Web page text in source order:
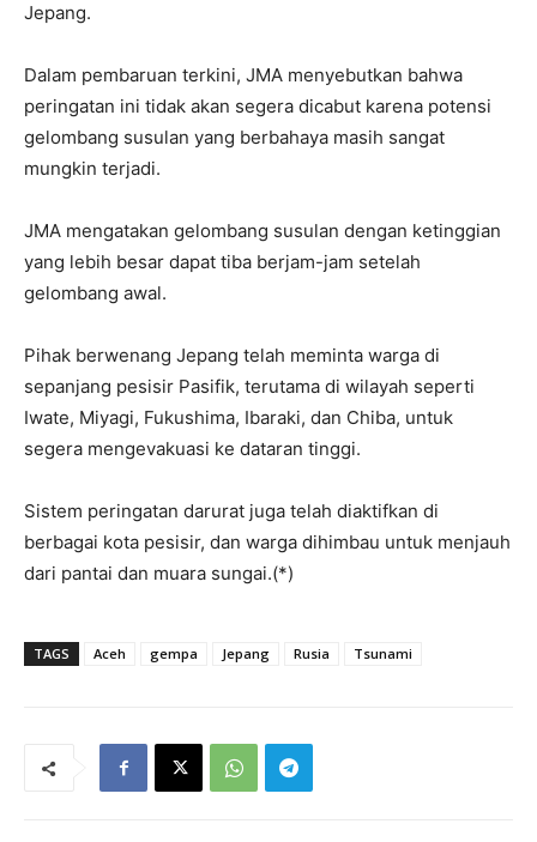
Jepang.
Dalam pembaruan terkini, JMA menyebutkan bahwa
peringatan ini tidak akan segera dicabut karena potensi
gelombang susulan yang berbahaya masih sangat
mungkin terjadi.
JMA mengatakan gelombang susulan dengan ketinggian
yang lebih besar dapat tiba berjam-jam setelah
gelombang awal.
Pihak berwenang Jepang telah meminta warga di
sepanjang pesisir Pasifik, terutama di wilayah seperti
Iwate, Miyagi, Fukushima, Ibaraki, dan Chiba, untuk
segera mengevakuasi ke dataran tinggi.
Sistem peringatan darurat juga telah diaktifkan di
berbagai kota pesisir, dan warga dihimbau untuk menjauh
dari pantai dan muara sungai.(*)
TAGS Aceh gempa Jepang Rusia Tsunami